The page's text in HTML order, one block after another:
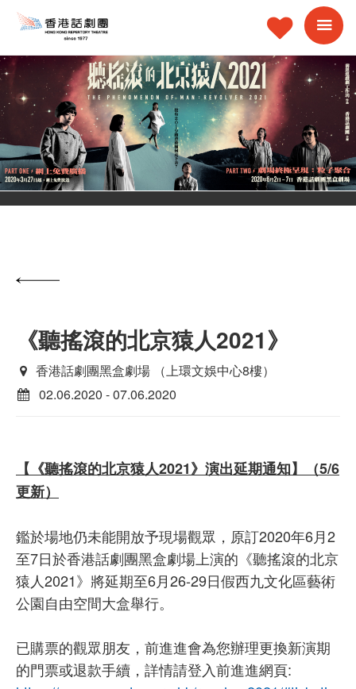
《聽搖滾的北京猿人2021》
香港話劇團黑盒劇場 （上環文娛中心8樓）
02.06.2020 - 07.06.2020
【《聽搖滾的北京猿人2021》演出延期通知】（5/6
更新）
鑑於場地仍未能開放予現場觀眾，原訂2020年6月2
至7日於香港話劇團黑盒劇場上演的《聽搖滾的北京
猿人2021》將延期至6月26-29日假西九文化區藝術
公園自由空間大盒舉行。
已購票的觀眾朋友，前進進會為您辦理更換新演期
的門票或退款手續，詳情請登入前進進網頁: